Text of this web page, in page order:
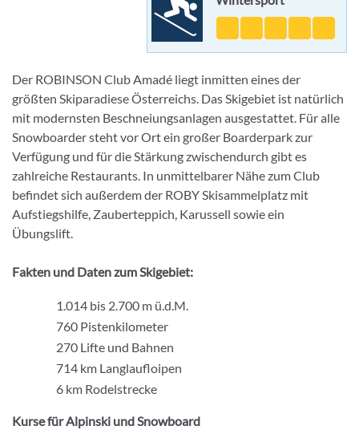
Der ROBINSON Club Amadé liegt inmitten eines der
größten Skiparadiese Österreichs. Das Skigebiet ist natürlich
mit modernsten Beschneiungsanlagen ausgestattet. Für alle
Snowboarder steht vor Ort ein großer Boarderpark zur
Verfügung und für die Stärkung zwischendurch gibt es
zahlreiche Restaurants. In unmittelbarer Nähe zum Club
befindet sich außerdem der ROBY Skisammelplatz mit
Aufstiegshilfe, Zauberteppich, Karussell sowie ein
Übungslift.
Fakten und Daten zum Skigebiet:
1.014 bis 2.700 m ü.d.M.
760 Pistenkilometer
270 Lifte und Bahnen
714 km Langlaufloipen
6 km Rodelstrecke
Kurse für Alpinski und Snowboard